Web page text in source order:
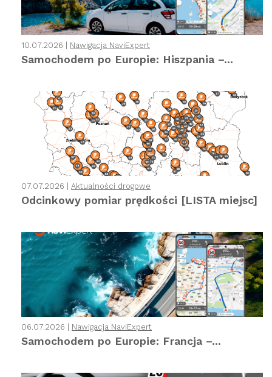
10.07.2026 | Nawigacja NaviExpert
Samochodem po Europie: Hiszpania –...
07.07.2026 | Aktualności drogowe
Odcinkowy pomiar prędkości [LISTA miejsc]
06.07.2026 | Nawigacja NaviExpert
Samochodem po Europie: Francja –...